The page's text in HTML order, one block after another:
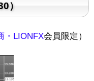
）
・LIONFX会員限定）